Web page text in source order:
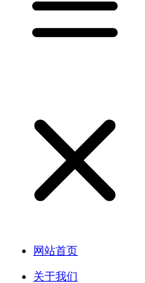
网站首页
关于我们